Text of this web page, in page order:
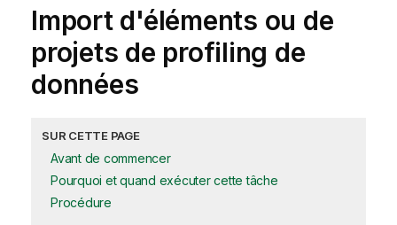
Import d'éléments ou de
projets de profiling de
données
SUR CETTE PAGE
Avant de commencer
Pourquoi et quand exécuter cette tâche
Procédure